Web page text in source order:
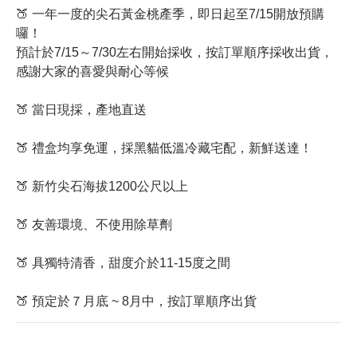
🍑 一年一度的尖石黃金桃產季，即日起至7/15開放預購
囉！
預計於7/15～7/30左右開始採收，按訂單順序採收出貨，
感謝大家的喜愛與耐心等候
🍑 當日現採，產地直送
🍑 禮盒均享免運，採黑貓低溫冷藏宅配，新鮮送達！
🍑 新竹尖石海拔1200公尺以上
🍑 友善環境、不使用除草劑
🍑 具獨特清香，甜度介於11-15度之間
🍑 預定於７月底 ~ 8月中，按訂單順序出貨